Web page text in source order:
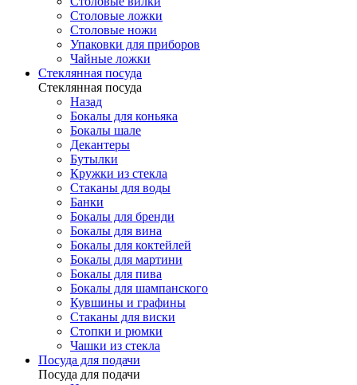
Столовые ложки
Столовые ножи
Упаковки для приборов
Чайные ложки
Стеклянная посуда
Стеклянная посуда
Назад
Бокалы для коньяка
Бокалы шале
Декантеры
Бутылки
Кружки из стекла
Стаканы для воды
Банки
Бокалы для бренди
Бокалы для вина
Бокалы для коктейлей
Бокалы для мартини
Бокалы для пива
Бокалы для шампанского
Кувшины и графины
Стаканы для виски
Стопки и рюмки
Чашки из стекла
Посуда для подачи
Посуда для подачи